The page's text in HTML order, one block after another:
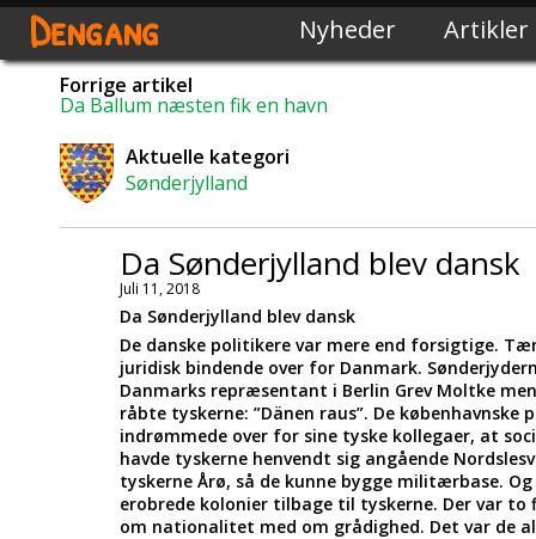
Dengang Nyheder Artikler
Forrige artikel
Da Ballum næsten fik en havn
Aktuelle kategori
Sønderjylland
Da Sønderjylland blev dansk
Juli 11, 2018
Da Sønderjylland blev dansk
De danske politikere var mere end forsigtige.
juridisk bindende over for Danmark.
Danmarks repræsentant i Berlin Grev Moltke
råbte tyskerne: ”Dänen raus”. De
indrømmede over for sine tyske kollegaer, at
havde tyskerne henvendt sig angående
tyskerne Årø, så de kunne bygge militærbase.
erobrede kolonier tilbage til tyskerne. Der var to
om nationalitet med om grådighed. Det var de